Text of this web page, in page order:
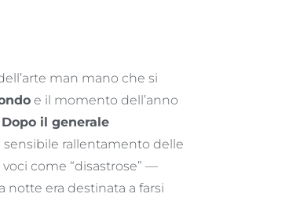
man mano che si
e il momento dell’anno
Dopo il generale
rallentamento delle
come “disastrose” —
notte era destinata a farsi